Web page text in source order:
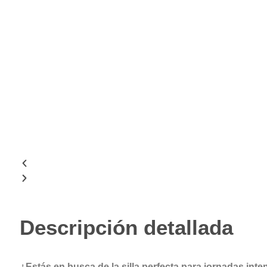
Descripción detallada